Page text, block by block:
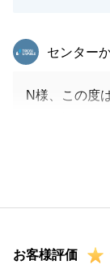
東急リバブ
センター
N様、この度
だき、大変
海外在住で
しましたのは
何かお困り事
お客様評価